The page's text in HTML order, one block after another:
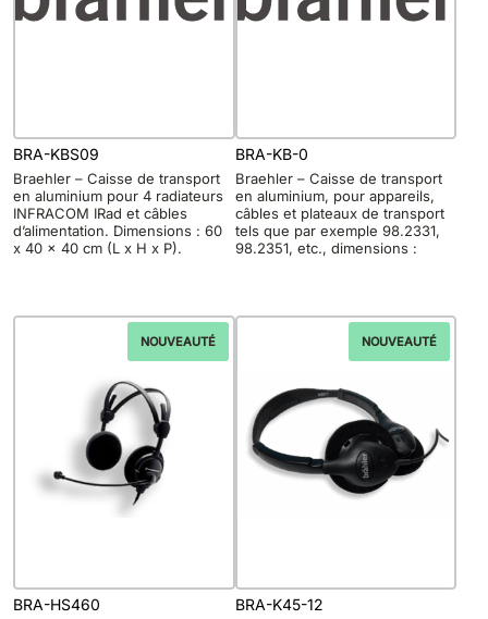
BRA-KBS09
Braehler – Caisse de transport
en aluminium pour 4 radiateurs
INFRACOM IRad et câbles
d’alimentation. Dimensions : 60
x 40 x 40 cm (L x H x P).
BRA-KB-0
Braehler – Caisse de transport
en aluminium, pour appareils,
câbles et plateaux de transport
tels que par exemple 98.2331,
98.2351, etc., dimensions :
NOUVEAUTÉ
BRA-HS460
NOUVEAUTÉ
BRA-K45-12